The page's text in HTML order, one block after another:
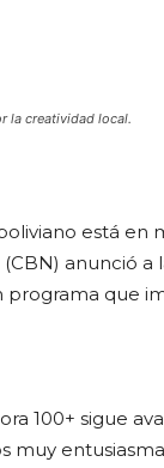
la creatividad local.
está en
anunció
programa que
100+ sigue
muy